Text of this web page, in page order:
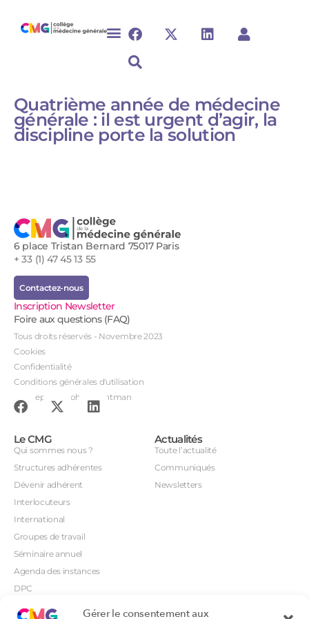
Gérer le consentement aux
Quatrième année de médecine
générale : il est urgent d’agir, la
discipline porte la solution
6 place Tristan Bernard 75017 Paris
+ 33 (1) 47 45 13 55
Contactez-nous
Inscription Newsletter
Foire aux questions (FAQ)
Tous droits réservés - Novembre 2023
Cookies
Confidentialité
Conditions générales d'utilisation
Conception : John Brightman
Le CMG
Qui sommes nous ?
Structures adhérentes
Dévenir adhérent
Interlocuteurs
International
Groupes de travail
Séminaire annuel
Agenda des instances
DPC
Actualités
Toute l’actualité
Communiqués
Newsletters